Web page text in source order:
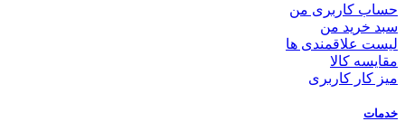
حساب کاربری من
سبد خرید من
لیست علاقمندی ها
مقایسه کالا
میز کار کاربری
خدمات